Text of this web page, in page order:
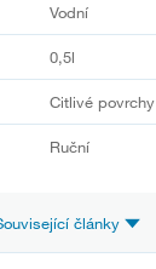
Vodní
0,5l
Citlivé povrchy
Ruční
články